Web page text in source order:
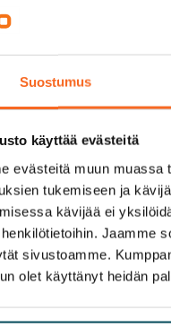
Suostumus
käyttää evästeitä
evästeitä muun muassa
tukemiseen ja
kävijää ei
Jaamme
sivustoamme.
olet käyttänyt heidän
ja kartta